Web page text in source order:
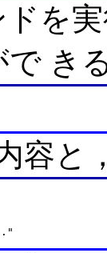
ドを
き
容と